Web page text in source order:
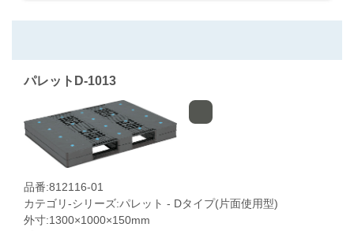
パレットD-1013
品番:812116-01
カテゴリ-シリーズ:パレット - Dタイプ(片面使用型)
外寸:1300×1000×150mm